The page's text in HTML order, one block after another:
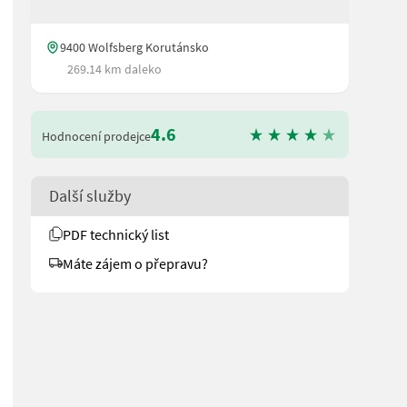
9400 Wolfsberg Korutánsko
269.14 km daleko
Hodnocení prodejce4.6
Další služby
PDF technický list
Máte zájem o přepravu?